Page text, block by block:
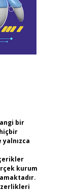
bir
yalnızca
kurum